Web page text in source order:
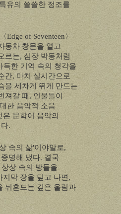
유의 쓸쓸한 정조를
〈Edge of Seventeen〉
동차 창문을 열고
르는, 심장 박동처럼
득한 기억 속의 청각을
간,마치 실시간으로
을 세차게 뛰게 만드는
져갈 때 , 인물들이
한 음악적 소음
은 문학이 음악의
.
속의 삶'이야말로,
명해 냈다.결국
상 속의 방들을
막 장을 덮고 나면,
뒤흔드는 깊은 울림과